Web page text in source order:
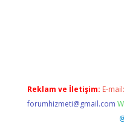
Reklam ve İletişim: E-mail:
forumhizmeti@gmail.com